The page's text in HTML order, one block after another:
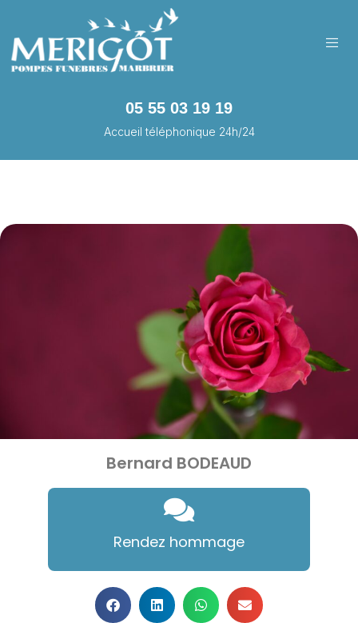
05 55 03 19 19
Accueil téléphonique 24h/24
Bernard BODEAUD
Rendez hommage